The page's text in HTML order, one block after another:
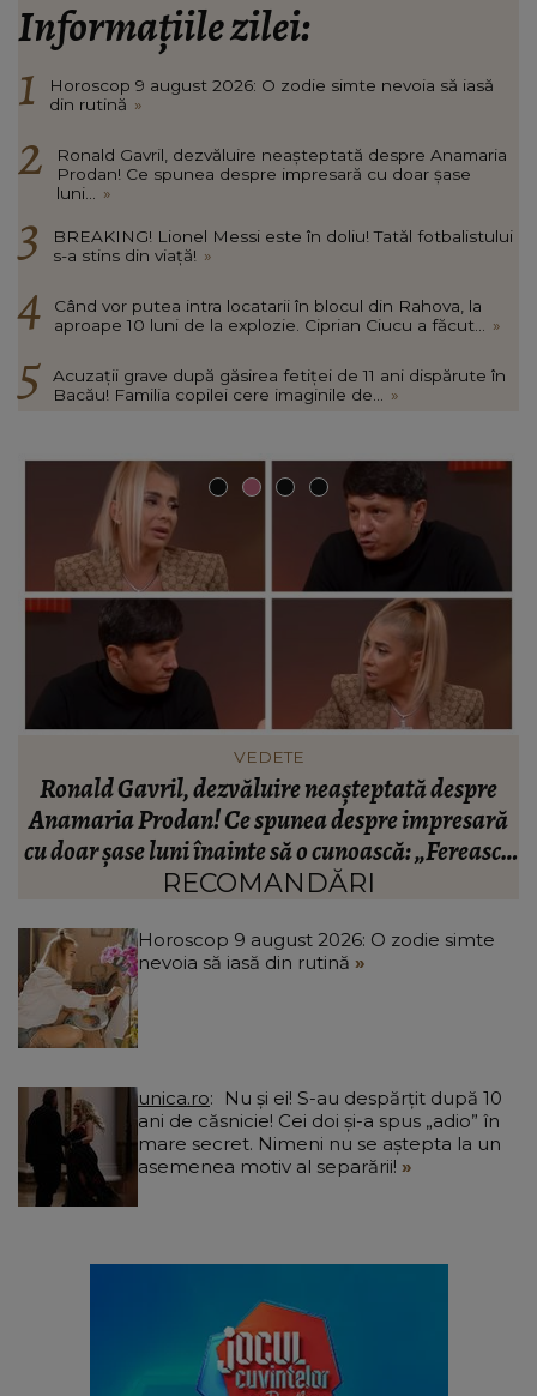
Informațiile zilei:
Horoscop 9 august 2026: O zodie simte nevoia să iasă
din rutină »
Ronald Gavril, dezvăluire neașteptată despre Anamaria
Prodan! Ce spunea despre impresară cu doar șase
luni...
»
BREAKING! Lionel Messi este în doliu! Tatăl fotbalistului
s-a stins din viață! »
Când vor putea intra locatarii în blocul din Rahova, la
aproape 10 luni de la explozie. Ciprian Ciucu a făcut...
»
Acuzații grave după găsirea fetiței de 11 ani dispărute în
Bacău! Familia copilei cere imaginile de...
»
INFORMATIILE ZILEI
BREAKING! Lionel Messi este în doliu! Tatăl
fotbalistului s-a stins din viață!
RECOMANDĂRI
Horoscop 9 august 2026: O zodie simte
nevoia să iasă din rutină
unica.ro
ani de căsnicie! Cei doi și-a spus „adio” în
mare secret. Nimeni nu se aștepta la un
asemenea motiv al separării!